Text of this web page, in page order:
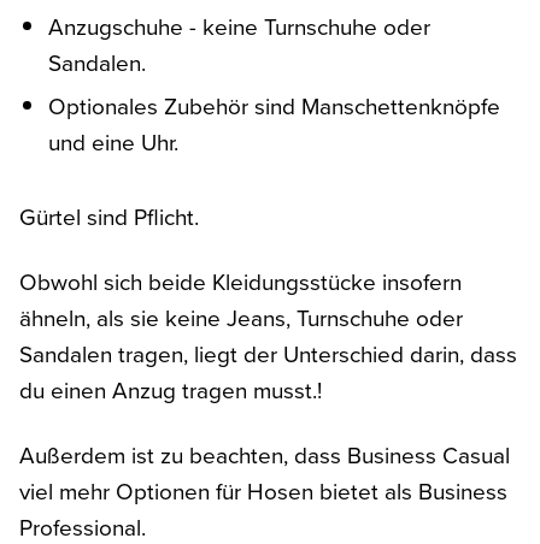
Anzugschuhe - keine Turnschuhe oder
Sandalen.
Optionales Zubehör sind Manschettenknöpfe
und eine Uhr.
Gürtel sind Pflicht.
Obwohl sich beide Kleidungsstücke insofern
ähneln, als sie keine Jeans, Turnschuhe oder
Sandalen tragen, liegt der Unterschied darin, dass
du einen Anzug tragen musst.!
Außerdem ist zu beachten, dass Business Casual
viel mehr Optionen für Hosen bietet als Business
Professional.